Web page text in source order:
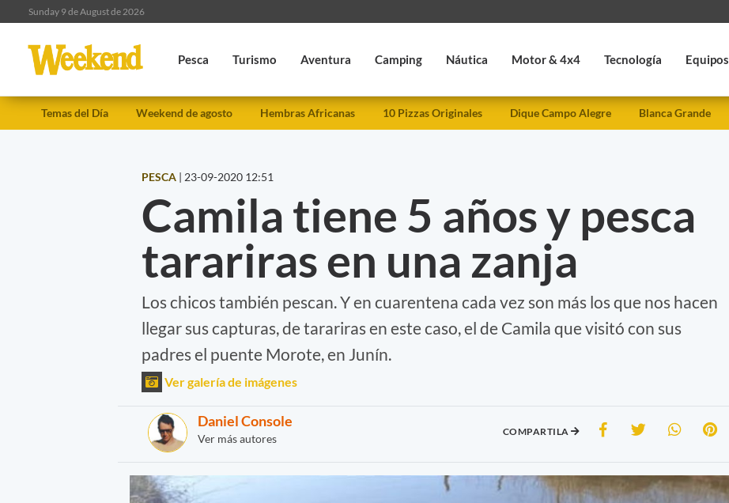
Sunday 9 de August de 2026
Pesca Turismo Aventura Camping Náutica Motor & 4x4 Tecnología Equipos
Temas del Día Weekend de agosto Hembras Africanas 10 Pizzas Originales Dique Campo Alegre Blanca Grande
PESCA | 23-09-2020 12:51
Camila tiene 5 años y pesca
tarariras en una zanja
Los chicos también pescan. Y en cuarentena cada vez son más los que nos hacen
llegar sus capturas, de tarariras en este caso, el de Camila que visitó con sus
padres el puente Morote, en Junín.
Ver galería de imágenes
Daniel Console
Ver más autores
COMPARTILA